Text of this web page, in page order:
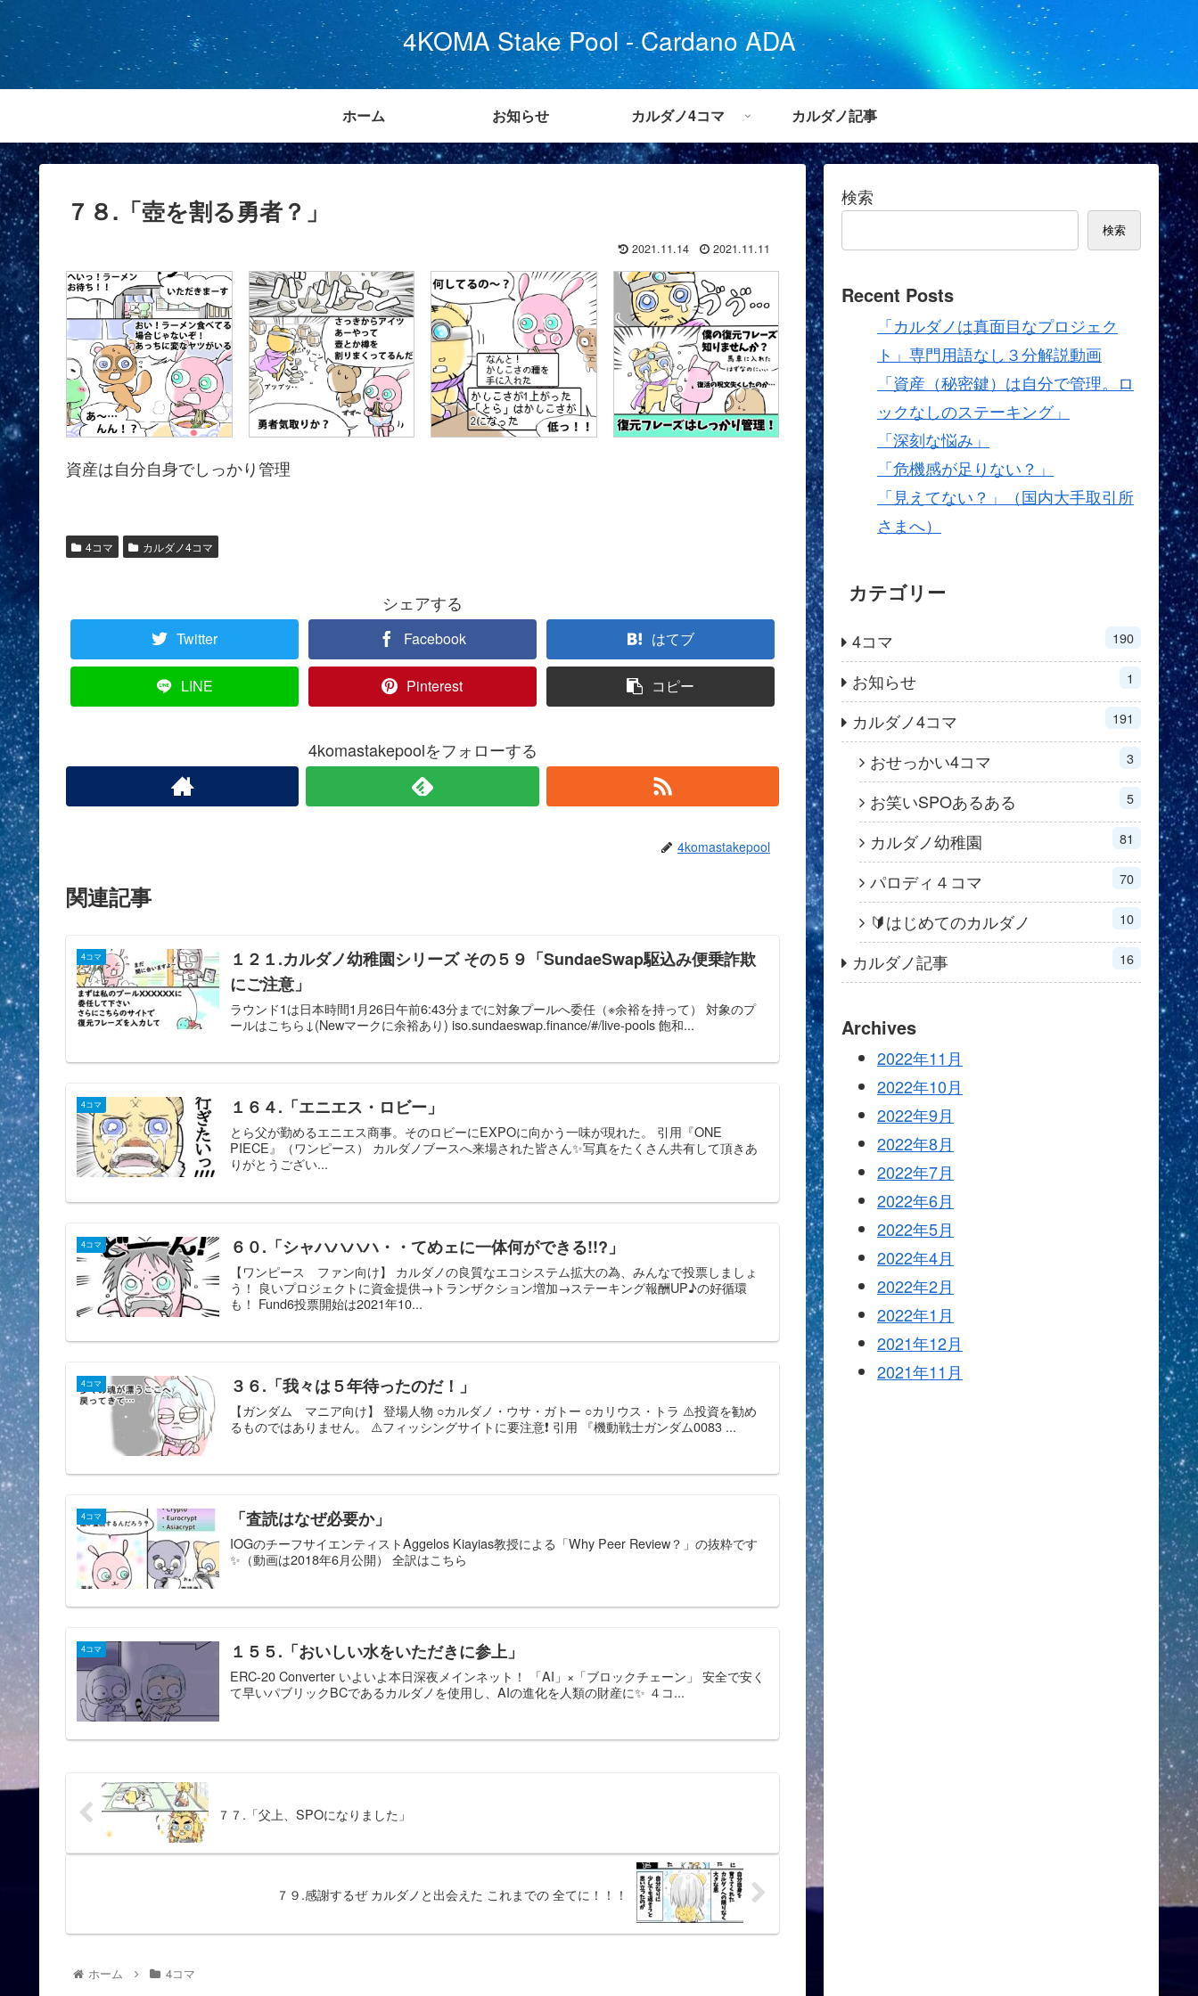
4KOMA Stake Pool - Cardano ADA
ホーム お知らせ カルダノ4コマ カルダノ記事
７８.「壺を割る勇者？」
2021.11.14 2021.11.11
資産は自分自身でしっかり管理
4コマ カルダノ4コマ
シェアする
Twitter Facebook はてブ
LINE Pinterest コピー
4komastakepoolをフォローする
4komastakepool
関連記事
4コマ
１２１.カルダノ幼稚園シリーズ その５９「SundaeSwap駆込み便乗詐欺
にご注意」
ラウンド1は日本時間1月26日午前6:43分までに対象プールへ委任（※余裕を持って） 対象のプ
ールはこちら↓(Newマークに余裕あり) iso.sundaeswap.finance/#/live-pools 飽和...
4コマ １６４.「エニエス・ロビー」
とら父が勤めるエニエス商事。そのロビーにEXPOに向かう一味が現れた。 引用『ONE
PIECE』（ワンピース） カルダノブースへ来場された皆さん✨写真をたくさん共有して頂きあ
りがとうござい...
4コマ ６０.「シャハハハハ・・てめェに一体何ができる!!?」
【ワンピース ファン向け】 カルダノの良質なエコシステム拡大の為、みんなで投票しましょ
う！ 良いプロジェクトに資金提供→トランザクション増加→ステーキング報酬UP♪の好循環
も！ Fund6投票開始は2021年10...
4コマ ３６.「我々は５年待ったのだ！」
【ガンダム マニア向け】 登場人物 ○カルダノ・ウサ・ガトー ○カリウス・トラ ⚠️投資を勧め
るものではありません。 ⚠️フィッシングサイトに要注意❗️ 引用 『機動戦士ガンダム0083 ...
4コマ 「査読はなぜ必要か」
IOGのチーフサイエンティストAggelos Kiayias教授による「Why Peer Review？」の抜粋です
✨（動画は2018年6月公開） 全訳はこちら
4コマ １５５.「おいしい水をいただきに参上」
ERC-20 Converter いよいよ本日深夜メインネット！ 「AI」×「ブロックチェーン」 安全で安く
て早いパブリックBCであるカルダノを使用し、AIの進化を人類の財産に✨ ４コ...
７７.「父上、SPOになりました」
７９.感謝するぜ カルダノと出会えた これまでの 全てに！！！
ホーム 4コマ
検索
検索
Recent Posts
「カルダノは真面目なプロジェク
ト」専門用語なし３分解説動画
「資産（秘密鍵）は自分で管理。ロ
ックなしのステーキング」
「深刻な悩み」
「危機感が足りない？」
「見えてない？」（国内大手取引所
さまへ）
カテゴリー
4コマ 190
お知らせ 1
カルダノ4コマ 191
おせっかい4コマ 3
お笑いSPOあるある 5
カルダノ幼稚園 81
パロディ４コマ 70
🔰はじめてのカルダノ 10
カルダノ記事 16
Archives
2022年11月
2022年10月
2022年9月
2022年8月
2022年7月
2022年6月
2022年5月
2022年4月
2022年2月
2022年1月
2021年12月
2021年11月